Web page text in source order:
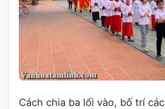
Cách chia ba lối vào, bố trí